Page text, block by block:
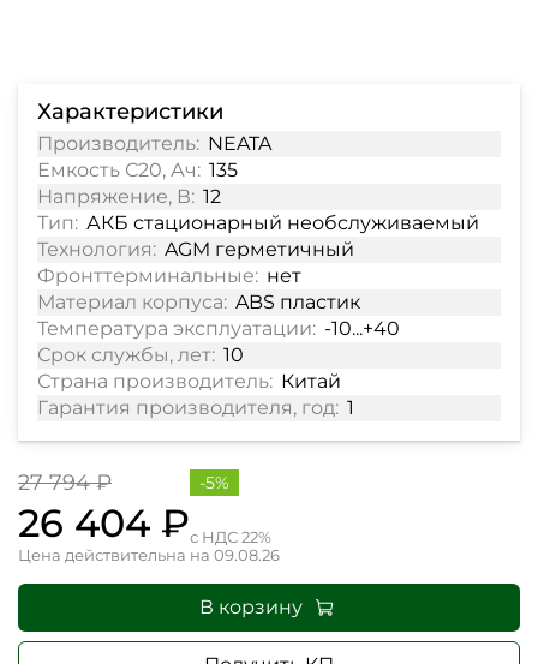
Характеристики
Производитель: NEATA
Емкость С20, Ач: 135
Напряжение, В: 12
Тип: АКБ стационарный необслуживаемый
Технология: AGM герметичный
Фронттерминальные: нет
Материал корпуса: ABS пластик
Температура эксплуатации: -10...+40
Срок службы, лет: 10
Страна производитель: Китай
Гарантия производителя, год: 1
27 794 ₽
26 404 ₽
Цена действительна на 09.08.26
с НДС 22%
-5%
В корзину